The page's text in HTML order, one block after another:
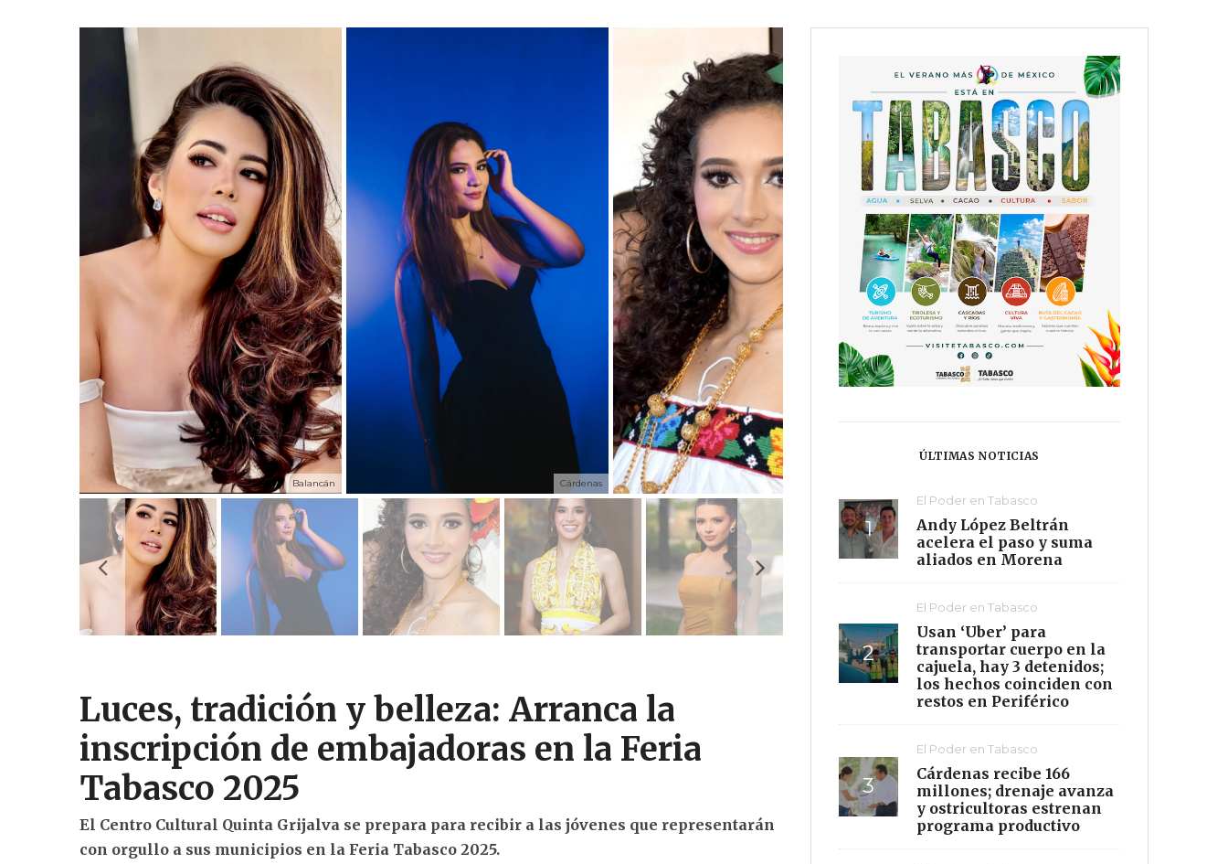
Balancán Cárdenas
Luces, tradición y belleza: Arranca la
inscripción de embajadoras en la Feria
Tabasco 2025
El Centro Cultural Quinta Grijalva se prepara para recibir a las jóvenes que representarán
con orgullo a sus municipios en la Feria Tabasco 2025.
ÚLTIMAS NOTICIAS
El Poder en Tabasco
Andy López Beltrán
acelera el paso y suma
aliados en Morena
El Poder en Tabasco
Usan ‘Uber’ para
transportar cuerpo en la
cajuela, hay 3 detenidos;
los hechos coinciden con
restos en Periférico
El Poder en Tabasco
Cárdenas recibe 166
millones; drenaje avanza
y ostricultoras estrenan
programa productivo